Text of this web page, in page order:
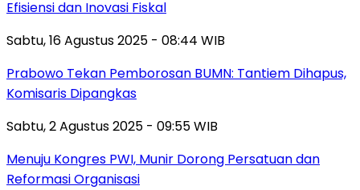
Efisiensi dan Inovasi Fiskal
Sabtu, 16 Agustus 2025 - 08:44 WIB
Prabowo Tekan Pemborosan BUMN: Tantiem Dihapus,
Komisaris Dipangkas
Sabtu, 2 Agustus 2025 - 09:55 WIB
Menuju Kongres PWI, Munir Dorong Persatuan dan
Reformasi Organisasi